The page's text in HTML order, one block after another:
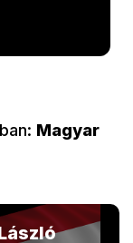
Magyar